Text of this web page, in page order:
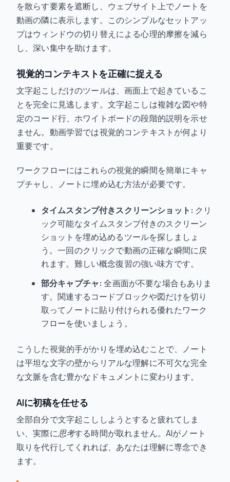
を散らす要素を遮断し、ウェブサイト上でノートを
動画の隣に表示します。このシンプルなセットアッ
プはウィンドウの切り替えによる心理的摩擦を減ら
し、深い集中を助けます。
視覚的コンテキストを正確に捉える
文字起こしだけのツールは、画面上で起きているこ
とを完全に見逃します。文字起こしは複雑な図や特
定のコード行、ホワイトボードの段階的説明を示せ
ません。動画学習では視覚的コンテキストが何より
重要です。
ワークフローにはこれらの視覚的瞬間を簡単にキャ
プチャし、ノートに埋め込む方法が必要です。
タイムスタンプ付きスクリーンショット: クリ
ック可能なタイムスタンプ付きのスクリーン
ショットを埋め込めるツールを探しましょ
う。一回のクリックで動画の正確な瞬間に戻
れます。難しい概念復習の強い味方です。
部分キャプチャ: 全画面が不要な場合もありま
す。関連するコードブロックや図だけを切り
取ってノートに貼り付けられる優れたワーク
フローを使いましょう。
こうした視覚的手がかりを埋め込むことで、ノート
は平坦な文字の壁からリアルな理解に不可欠な完全
な文脈を含む豊かなドキュメントに変わります。
AIに初稿を任せる
全部自分で文字起こししようとすると疲れてしま
い、実際に思考する時間が取れません。AIがノート
取りを代行してくれれば、あなたは理解に専念でき
ます。